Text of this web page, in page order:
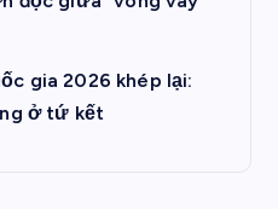
gia 2026 khép lại:
ở tứ kết